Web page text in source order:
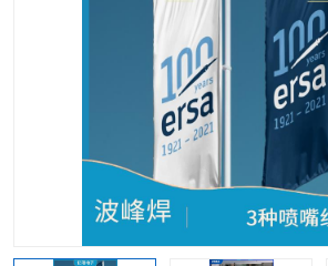
TX 全自动高速贴片机